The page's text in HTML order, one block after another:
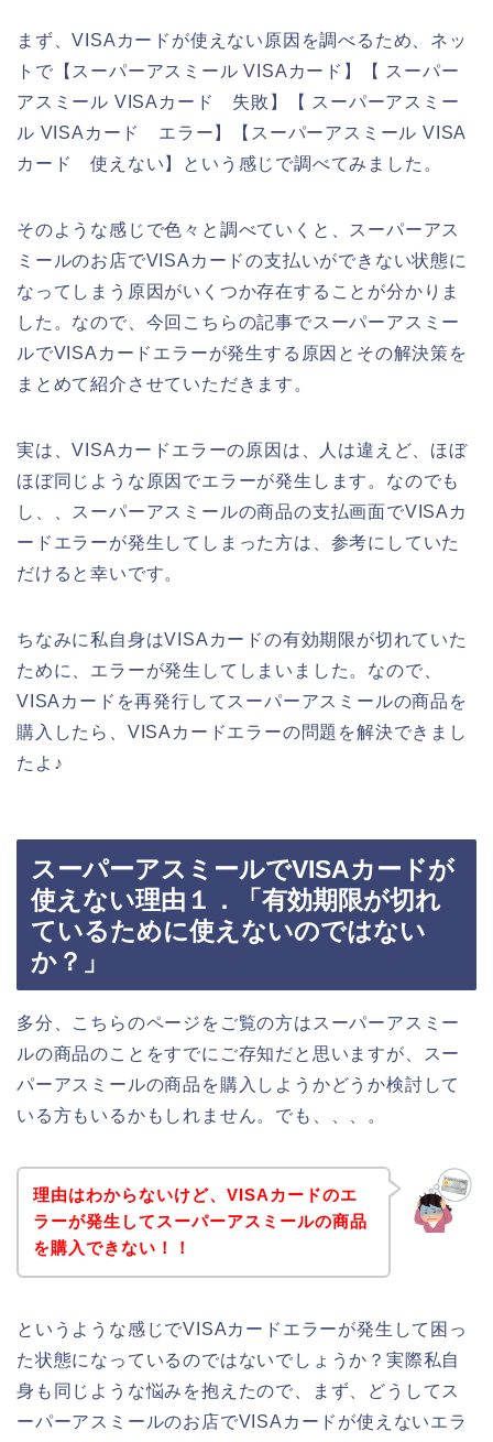
まず、VISAカードが使えない原因を調べるため、ネッ
トで【スーパーアスミール VISAカード】【 スーパー
アスミール VISAカード 失敗】【 スーパーアスミー
ル VISAカード エラー】【スーパーアスミール VISA
カード 使えない】という感じで調べてみました。
そのような感じで色々と調べていくと、スーパーアス
ミールのお店でVISAカードの支払いができない状態に
なってしまう原因がいくつか存在することが分かりま
した。なので、今回こちらの記事でスーパーアスミー
ルでVISAカードエラーが発生する原因とその解決策を
まとめて紹介させていただきます。
実は、VISAカードエラーの原因は、人は違えど、ほぼ
ほぼ同じような原因でエラーが発生します。なのでも
し、、スーパーアスミールの商品の支払画面でVISAカ
ードエラーが発生してしまった方は、参考にしていた
だけると幸いです。
ちなみに私自身はVISAカードの有効期限が切れていた
ために、エラーが発生してしまいました。なので、
VISAカードを再発行してスーパーアスミールの商品を
購入したら、VISAカードエラーの問題を解決できまし
たよ♪
スーパーアスミールでVISAカードが
使えない理由１．「有効期限が切れ
ているために使えないのではない
か？」
多分、こちらのページをご覧の方はスーパーアスミー
ルの商品のことをすでにご存知だと思いますが、スー
パーアスミールの商品を購入しようかどうか検討して
いる方もいるかもしれません。でも、、、。
理由はわからないけど、VISAカードのエ
ラーが発生してスーパーアスミールの商品
を購入できない！！
というような感じでVISAカードエラーが発生して困っ
た状態になっているのではないでしょうか？実際私自
身も同じような悩みを抱えたので、まず、どうしてス
ーパーアスミールのお店でVISAカードが使えないエラ